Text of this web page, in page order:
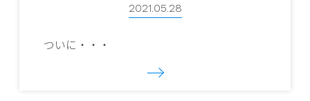
2021.05.28
ついに・・・